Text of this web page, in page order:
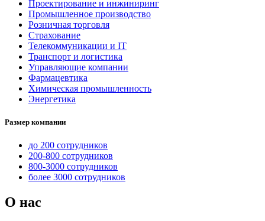
Проектирование и инжиниринг
Промышленное производство
Розничная торговля
Страхование
Телекоммуникации и IT
Транспорт и логистика
Управляющие компании
Фармацевтика
Химическая промышленность
Энергетика
Размер компании
до 200 сотрудников
200-800 сотрудников
800-3000 сотрудников
более 3000 сотрудников
О нас